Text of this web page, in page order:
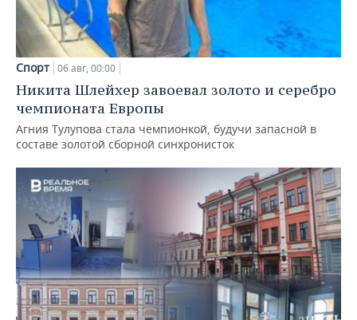
Спорт 06 авг, 00:00
Никита Шлейхер завоевал золото и серебро
чемпионата Европы
Агния Тулупова стала чемпионкой, будучи запасной в
составе золотой сборной синхронисток